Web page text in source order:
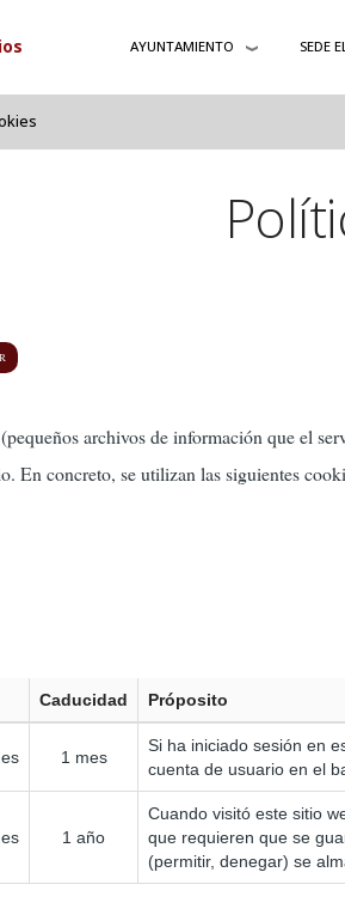
AYUNTAMIENTO SEDE
archivos de información que el
En concreto, se utilizan las siguientes
Caducidad Próposito
1 mes
Si ha iniciado sesión en
cuenta de usuario en el
1 año
Cuando visitó este sitio
que requieren que se
(permitir, denegar) se